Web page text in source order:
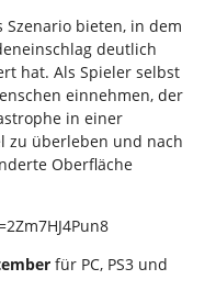
bieten, in dem
deutlich
hat. Als Spieler selbst
einnehmen, der
in einer
zu überleben und nach
Oberfläche
für PC, PS3 und